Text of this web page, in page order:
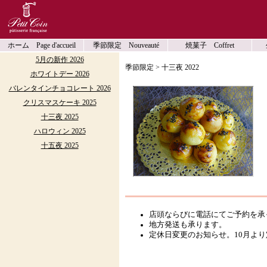
ホーム Page d'accueil 季節限定 Nouveauté 焼菓子 Coffret
5月の新作 2026
ホワイトデー 2026
バレンタインチョコレート 2026
クリスマスケーキ 2025
十三夜 2025
ハロウィン 2025
十五夜 2025
季節限定 > 十三夜 2022
店頭ならびに電話にてご予約を
地方発送も承ります。
定休日変更のお知らせ。10月よ